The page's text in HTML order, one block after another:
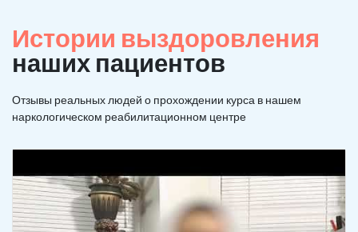
Истории выздоровления
наших пациентов
Отзывы реальных людей о прохождении курса в нашем
наркологическом реабилитационном центре